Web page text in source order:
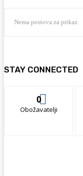
Nema postova za prikaz
STAY CONNECTED
0
Obožavatelji